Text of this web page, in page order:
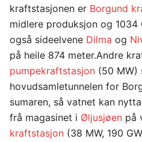
kraftstasjonen er Borgund
midlere produksjon og 1034
også sideelvene Dilma og
på heile 874 meter.Andre
pumpekraftstasjon (50 MW)
hovudsamletunnelen for
sumaren, så vatnet kan
frå magasinet i Øljusjøen på
kraftstasjon (38 MW, 190